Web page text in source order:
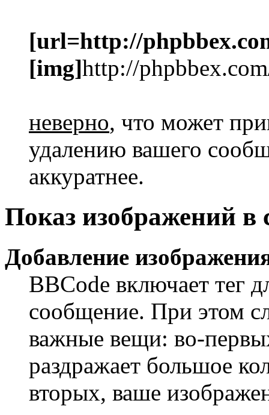
[url=http://
[img]http://
неверно, что может
удалению вашего
аккуратнее.
Показ изображений в
Добавление
BBCode включает тег
сообщение. При этом
важные вещи: во-
раздражает большое
вторых, ваше